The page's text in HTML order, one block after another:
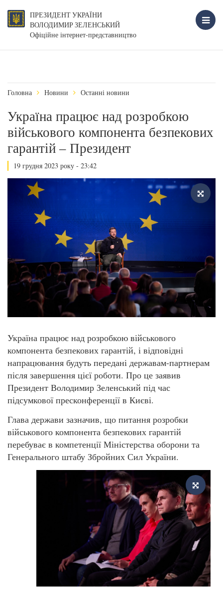
ПРЕЗИДЕНТ УКРАЇНИ
ВОЛОДИМИР ЗЕЛЕНСЬКИЙ
Офіційне інтернет-представництво
Головна Новини Останні новини
Україна працює над розробкою
військового компонента безпекових
гарантій – Президент
19 грудня 2023 року - 23:42
Україна працює над розробкою військового
компонента безпекових гарантій, і відповідні
напрацювання будуть передані державам-партнерам
після завершення цієї роботи. Про це заявив
Президент Володимир Зеленський під час
підсумкової пресконференції в Києві.
Глава держави зазначив, що питання розробки
військового компонента безпекових гарантій
перебуває в компетенції Міністерства оборони та
Генерального штабу Збройних Сил України.